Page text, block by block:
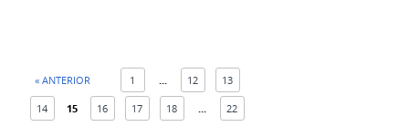
« ANTERIOR 1 12 13
14 15 16 17 18
22